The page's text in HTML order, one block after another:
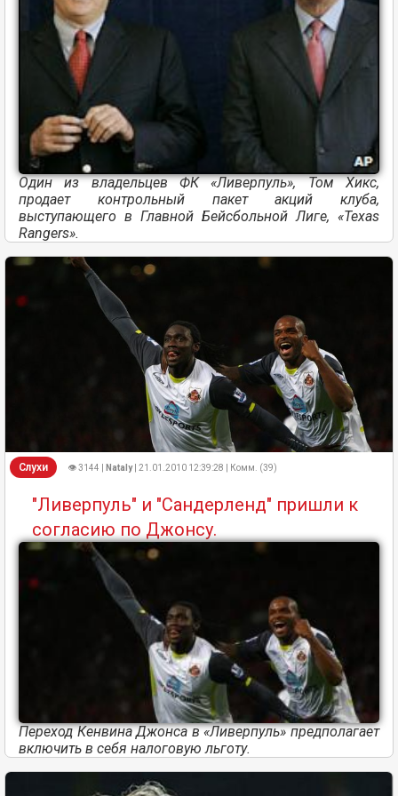
Один из владельцев ФК «Ливерпуль», Том Хикс,
продает контрольный пакет акций клуба,
выступающего в Главной Бейсбольной Лиге, «Texas
Rangers».
Слухи 👁 3144 | Nataly| 21.01.2010 12:39:28 | Комм. (39)
"Ливерпуль" и "Сандерленд" пришли к
согласию по Джонсу.
Переход Кенвина Джонса в «Ливерпуль» предполагает
включить в себя налоговую льготу.